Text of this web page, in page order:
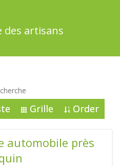
des artisans
Grille Order
automobile près